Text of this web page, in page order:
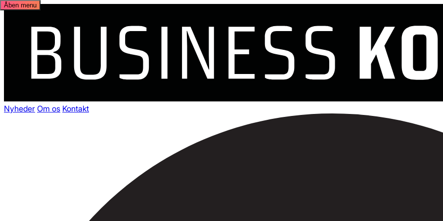
Nyheder Om os Kontakt
Åben menu